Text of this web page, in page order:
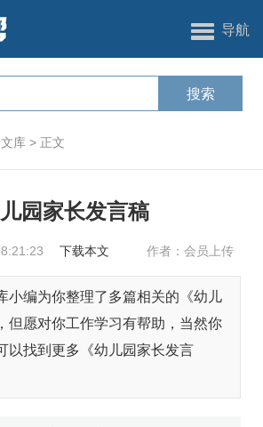
导航
库 > 正文
园家长发言稿
下载本文 作者：会员上传
小编为你整理了多篇相关的《幼儿
但愿对你工作学习有帮助，当然你
以找到更多《幼儿园家长发言